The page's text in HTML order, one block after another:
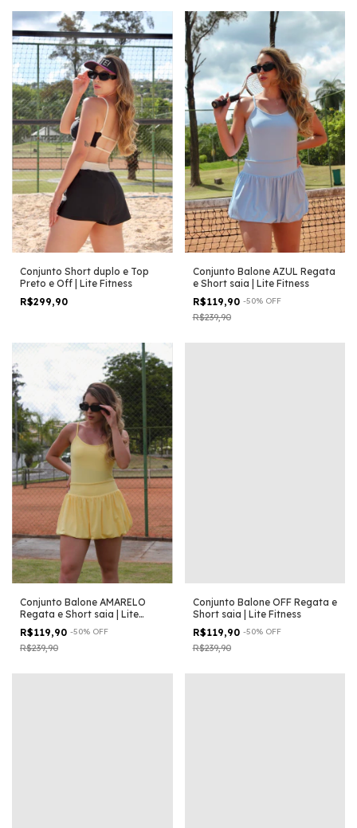
Conjunto Short duplo e Top
Preto e Off | Lite Fitness
R$299,90
Conjunto Balone AZUL Regata
e Short saia | Lite Fitness
R$119,90 -50% OFF
R$239,90
Conjunto Balone AMARELO
Regata e Short saia | Lite
Fitness
R$119,90 -50% OFF
R$239,90
Conjunto Balone OFF Regata e
Short saia | Lite Fitness
R$119,90 -50% OFF
R$239,90